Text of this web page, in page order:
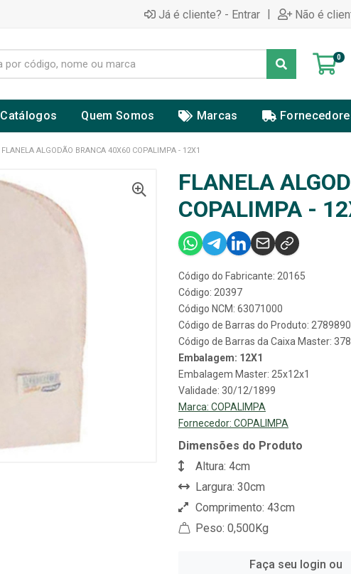
Já é cliente? - Entrar | Não é
0
Catálogos Quem Somos Marcas
FLANELA ALGODÃO BRANCA 40X60 COPALIMPA - 12X1
FLANELA
COPALIMPA -
Código do Fabricante: 20165
Código: 20397
Código NCM: 63071000
Código de Barras do Produto:
Código de Barras da Caixa Master:
Embalagem: 12X1
Embalagem Master: 25x12x1
Validade: 30/12/1899
Marca: COPALIMPA
Fornecedor: COPALIMPA
Dimensões do Produto
Altura: 4cm
Largura: 30cm
Comprimento: 43cm
Peso: 0,500Kg
Faça seu login ou